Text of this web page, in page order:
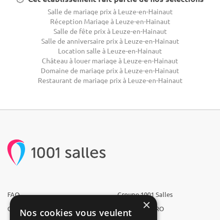
Salle de mariage prix à Leuze-en-Hainaut
Réception Mariage à Leuze-en-Hainaut
Salle de fête prix à Leuze-en-Hainaut
Salle de anniversaire prix à Leuze-en-Hainaut
Location salle à Leuze-en-Hainaut
Château à louer mariage à Leuze-en-Hainaut
Domaine de mariage prix à Leuze-en-Hainaut
Restaurant de mariage prix à Leuze-en-Hainaut
FAQ
Qui sommes-nous ?
Groupe 1001 Salles
1001 Salles PRO
×
Nos cookies vous veulent